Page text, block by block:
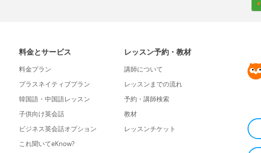
料金とサービス
料金プラン
プラスネイティブプラン
韓国語・中国語レッスン
子供向け英会話
ビジネス英会話オプション
これ聞いてeKnow?
レッスン予約・教材
講師について
レッスンまでの流れ
予約・講師検索
教材
レッスンチケット